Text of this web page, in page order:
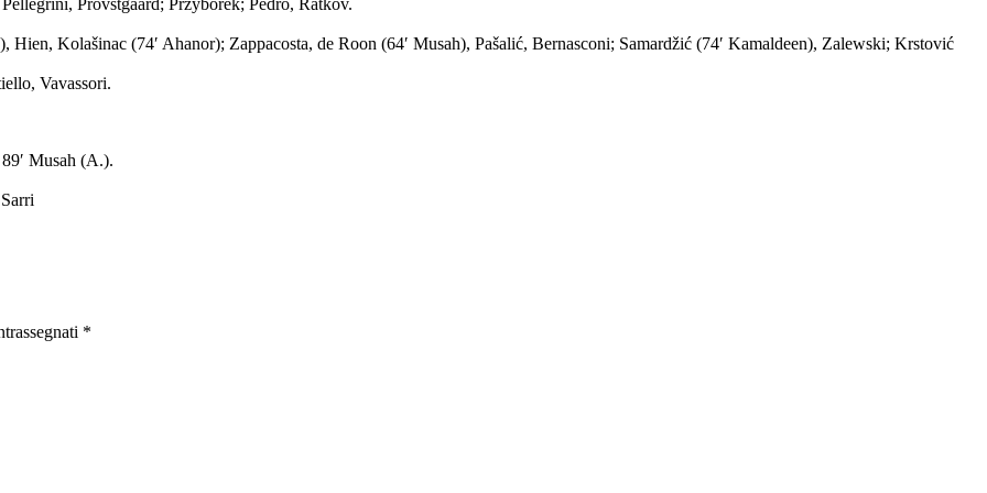
Kolašinac (74′ Ahanor); Zappacosta, de Roon (64′ Musah), Pašalić, Bernasconi; Samardžić (74′ Kamaldeen), Zalewski; Krstović
Vavassori.
Musah (A.).
*